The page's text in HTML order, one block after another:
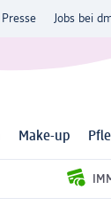
Presse Jobs bei
Make-up